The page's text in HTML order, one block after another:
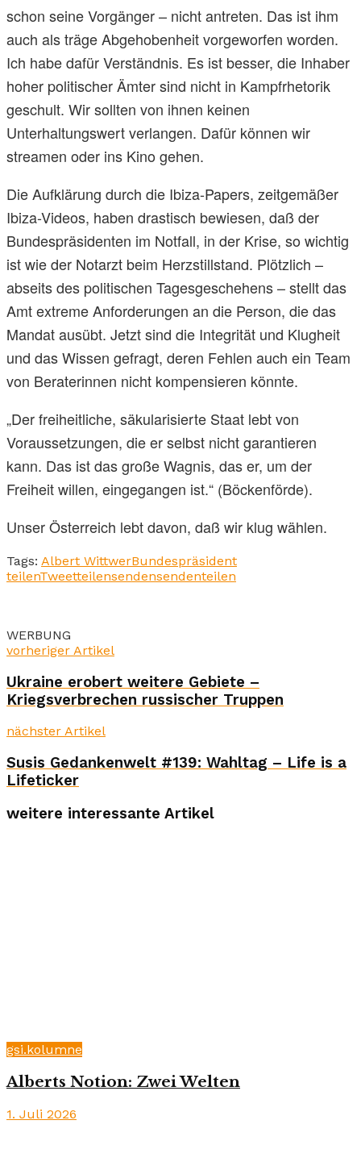
schon seine Vorgänger – nicht antreten. Das ist ihm
auch als träge Abgehobenheit vorgeworfen worden.
Ich habe dafür Verständnis. Es ist besser, die Inhaber
hoher politischer Ämter sind nicht in Kampfrhetorik
geschult. Wir sollten von ihnen keinen
Unterhaltungswert verlangen. Dafür können wir
streamen oder ins Kino gehen.
Die Aufklärung durch die Ibiza-Papers, zeitgemäßer
Ibiza-Videos, haben drastisch bewiesen, daß der
Bundespräsidenten im Notfall, in der Krise, so wichtig
ist wie der Notarzt beim Herzstillstand. Plötzlich –
abseits des politischen Tagesgeschehens – stellt das
Amt extreme Anforderungen an die Person, die das
Mandat ausübt. Jetzt sind die Integrität und Klugheit
und das Wissen gefragt, deren Fehlen auch ein Team
von Beraterinnen nicht kompensieren könnte.
„Der freiheitliche, säkularisierte Staat lebt von
Voraussetzungen, die er selbst nicht garantieren
kann. Das ist das große Wagnis, das er, um der
Freiheit willen, eingegangen ist.“ (Böckenförde).
Unser Österreich lebt davon, daß wir klug wählen.
Tags: Albert WittwerBundespräsident
teilenTweetteilensendensendenteilen
WERBUNG
vorheriger Artikel
Ukraine erobert weitere Gebiete –
Kriegsverbrechen russischer Truppen
nächster Artikel
Susis Gedankenwelt #139: Wahltag – Life is a
Lifeticker
weitere interessante Artikel
gsi.kolumne
Alberts Notion: Zwei Welten
1. Juli 2026